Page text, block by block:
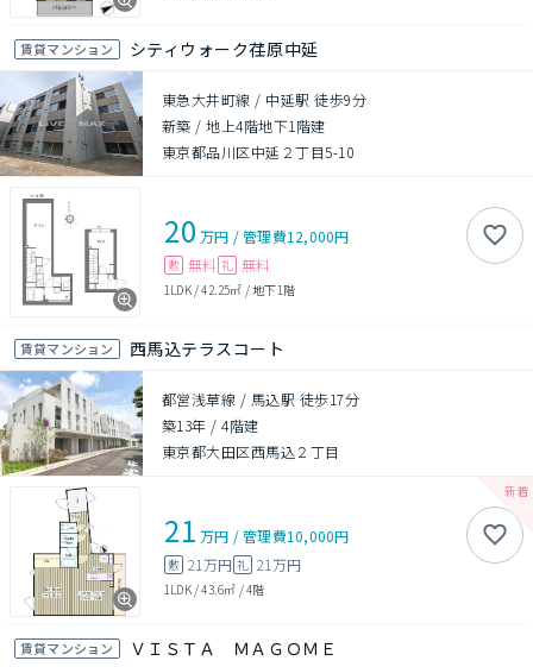
賃貸マンション シティウォーク荏原中延
東急大井町線 / 中延駅 徒歩9分
新築 /地上4階地下1階建
東京都品川区中延２丁目5-10
20 万円 /管理費12,000円
敷 無料 礼 無料
1LDK/42.25㎡ /地下1階
賃貸マンション 西馬込テラスコート
都営浅草線 / 馬込駅 徒歩17分
築13年 /4階建
東京都大田区西馬込２丁目
21 万円 /管理費10,000円
敷 21万円 礼 21万円
1LDK/43.6㎡ /4階
賃貸マンション ＶＩＳＴＡ ＭＡＧＯＭＥ